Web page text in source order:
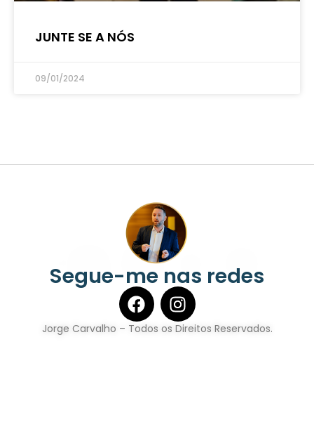
JUNTE SE A NÓS
09/01/2024
Segue-me nas redes
Jorge Carvalho – Todos os Direitos Reservados.